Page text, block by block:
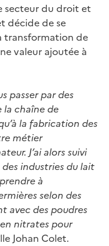
secteur du droit et
décide de se
transformation de
valeur ajoutée à
passer par des
chaîne de
la fabrication des
métier
J’ai alors suivi
industries du lait
à
selon des
avec des poudres
nitrates pour
Johan Colet.